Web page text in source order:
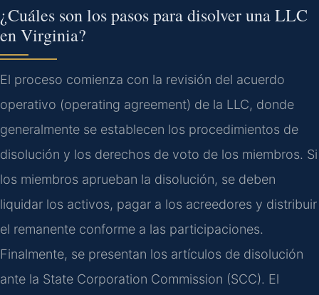
¿Cuáles son los pasos para disolver una LLC
en Virginia?
El proceso comienza con la revisión del acuerdo
operativo (operating agreement) de la LLC, donde
generalmente se establecen los procedimientos de
disolución y los derechos de voto de los miembros. Si
los miembros aprueban la disolución, se deben
liquidar los activos, pagar a los acreedores y distribuir
el remanente conforme a las participaciones.
Finalmente, se presentan los artículos de disolución
ante la State Corporation Commission (SCC). El